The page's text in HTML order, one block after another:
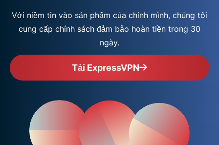
Với niềm tin vào sản phẩm của chính mình, chúng tôi
cung cấp chính sách đảm bảo hoàn tiền trong 30
ngày.
Tải ExpressVPN